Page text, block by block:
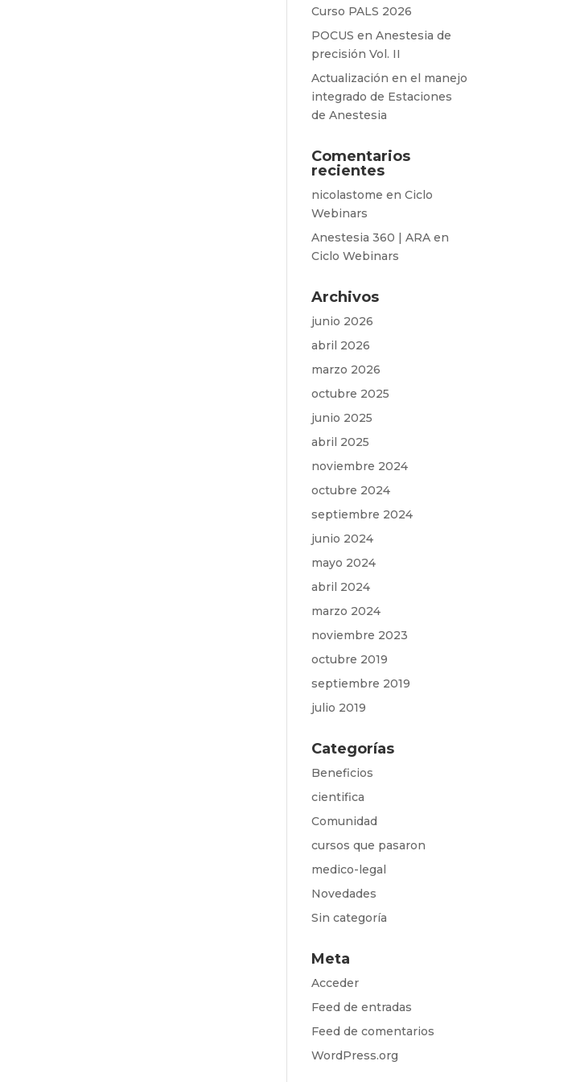
Curso PALS 2026
POCUS en Anestesia de
precisión Vol. II
Actualización en el manejo
integrado de Estaciones
de Anestesia
Comentarios
recientes
nicolastome enCiclo
Webinars
Anestesia 360 | ARA en
Ciclo Webinars
Archivos
junio 2026
abril 2026
marzo 2026
octubre 2025
junio 2025
abril 2025
noviembre 2024
octubre 2024
septiembre 2024
junio 2024
mayo 2024
abril 2024
marzo 2024
noviembre 2023
octubre 2019
septiembre 2019
julio 2019
Categorías
Beneficios
cientifica
Comunidad
cursos que pasaron
medico-legal
Novedades
Sin categoría
Meta
Acceder
Feed de entradas
Feed de comentarios
WordPress.org